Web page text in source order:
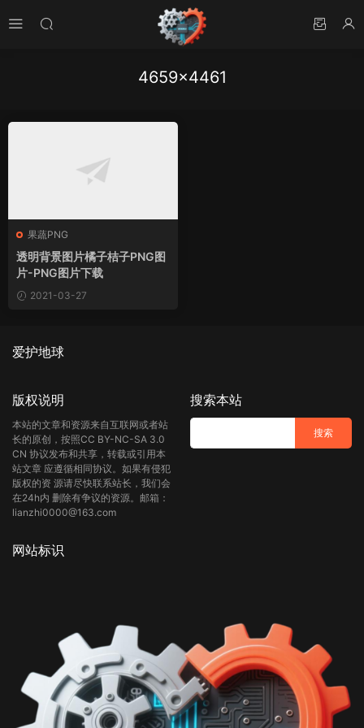
4659×4461
果蔬PNG
透明背景图片橘子桔子PNG图
片-PNG图片下载
2021-03-27
爱护地球
版权说明
本站的文章和资源来自互联网或者站
长的原创，按照CC BY-NC-SA 3.0
CN 协议发布和共享，转载或引用本
站文章 应遵循相同协议。如果有侵犯
版权的资 源请尽快联系站长，我们会
在24h内 删除有争议的资源。邮箱：
lianzhi0000@163.com
搜索本站
网站标识